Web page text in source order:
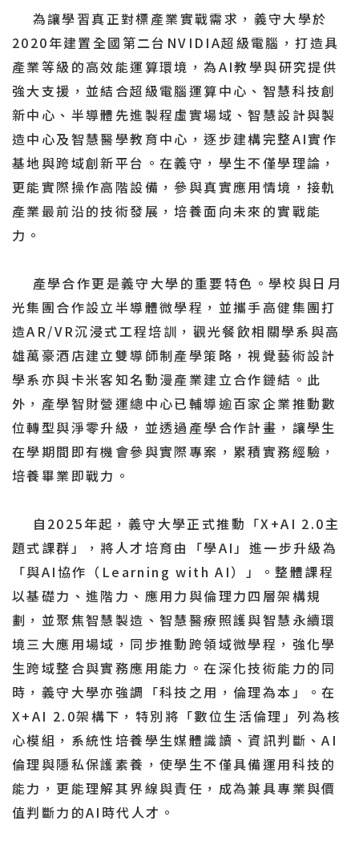
為讓學習真正對標產業實戰需求，義守大學於
2020年建置全國第二台NVIDIA超級電腦，打造具
產業等級的高效能運算環境，為AI教學與研究提供
強大支援，並結合超級電腦運算中心、智慧科技創
新中心、半導體先進製程虛實場域、智慧設計與製
造中心及智慧醫學教育中心，逐步建構完整AI實作
基地與跨域創新平台。在義守，學生不僅學理論，
更能實際操作高階設備，參與真實應用情境，接軌
產業最前沿的技術發展，培養面向未來的實戰能
力。
產學合作更是義守大學的重要特色。學校與日月
光集團合作設立半導體微學程，並攜手高健集團打
造AR/VR沉浸式工程培訓，觀光餐飲相關學系與高
雄萬豪酒店建立雙導師制產學策略，視覺藝術設計
學系亦與卡米客知名動漫產業建立合作鏈結。此
外，產學智財營運總中心已輔導逾百家企業推動數
位轉型與淨零升級，並透過產學合作計畫，讓學生
在學期間即有機會參與實際專案，累積實務經驗，
培養畢業即戰力。
自2025年起，義守大學正式推動「X+AI 2.0主
題式課群」，將人才培育由「學AI」進一步升級為
「與AI協作（Learning with AI）」。整體課程
以基礎力、進階力、應用力與倫理力四層架構規
劃，並聚焦智慧製造、智慧醫療照護與智慧永續環
境三大應用場域，同步推動跨領域微學程，強化學
生跨域整合與實務應用能力。在深化技術能力的同
時，義守大學亦強調「科技之用，倫理為本」。在
X+AI 2.0架構下，特別將「數位生活倫理」列為核
心模組，系統性培養學生媒體識讀、資訊判斷、AI
倫理與隱私保護素養，使學生不僅具備運用科技的
能力，更能理解其界線與責任，成為兼具專業與價
值判斷力的AI時代人才。